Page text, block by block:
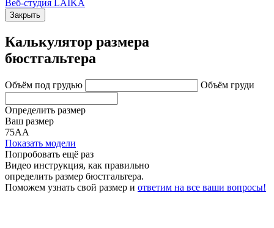
Веб-студия LAIKA
Закрыть
Калькулятор размера
бюстгальтера
Объём под грудью Объём груди
Определить размер
Ваш размер
75АА
Показать модели
Попробовать ещё раз
Видео инструкция, как правильно
определить размер бюстгальтера.
Поможем узнать свой размер и ответим на все ваши вопросы!